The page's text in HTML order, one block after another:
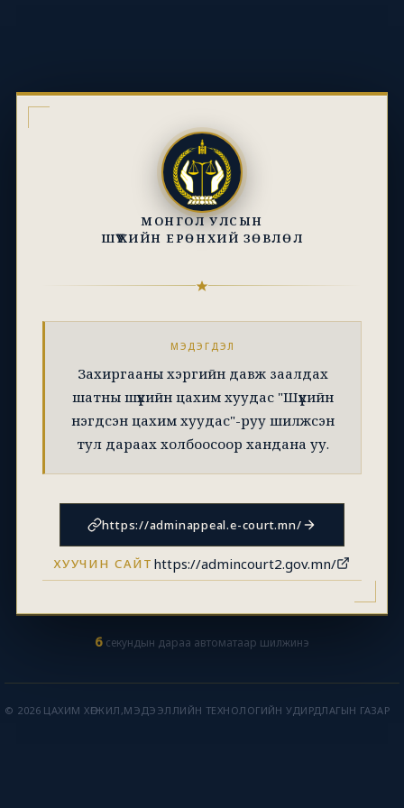
МОНГОЛ УЛСЫН
ШҮҮХИЙН ЕРӨНХИЙ ЗӨВЛӨЛ
МЭДЭГДЭЛ
Захиргааны хэргийн давж заалдах
шатны шүүхийн цахим хуудас "Шүүхийн
нэгдсэн цахим хуудас"-руу шилжсэн
тул дараах холбоосоор хандана уу.
https://adminappeal.e-court.mn/
ХУУЧИН САЙТ https://admincourt2.gov.mn/
6 секундын дараа автоматаар шилжинэ
© 2026 ЦАХИМ ХӨГЖИЛ,МЭДЭЭЛЛИЙН ТЕХНОЛОГИЙН УДИРДЛАГЫН ГАЗАР